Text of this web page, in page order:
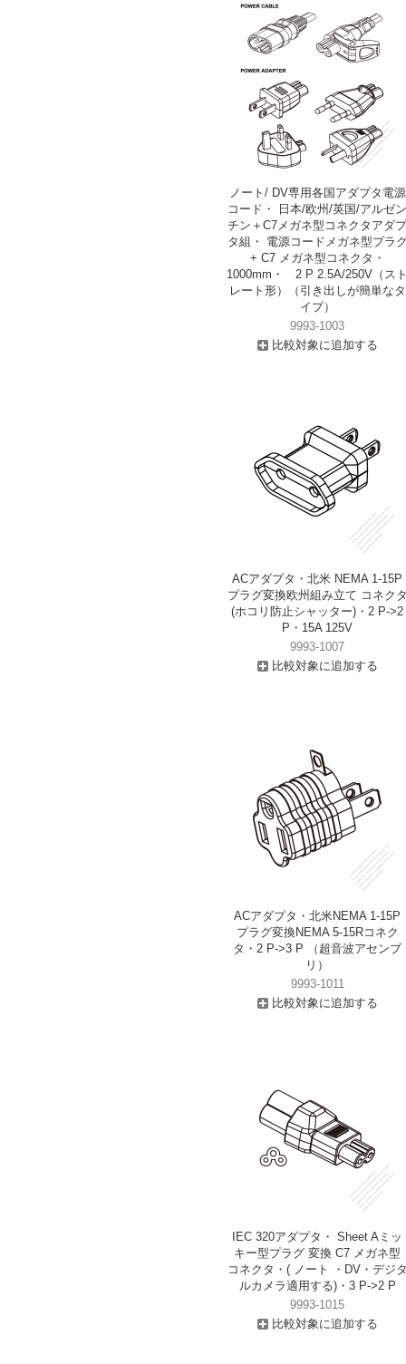
ノート/ DV専用各国アダプタ電源
コード・ 日本/欧州/英国/アルゼン
チン＋C7メガネ型コネクタアダプ
タ組・ 電源コードメガネ型プラ
+ C7 メガネ型コネクタ・
1000mm・ 2 P 2.5A/250V（ス
レート形）（引き出しが簡単なタ
イプ）
9993-1003
比較対象に追加する
ACアダプタ・北米 NEMA 1-15P
プラグ変換欧州組み立て コネク
(ホコリ防止シャッター)・2 P->2
P・15A 125V
9993-1007
比較対象に追加する
ACアダプタ・北米NEMA 1-15P
プラグ変換NEMA 5-15Rコネク
タ・2 P->3 P （超音波アセンブ
リ）
9993-1011
比較対象に追加する
IEC 320アダプタ・ Sheet Aミッ
キー型プラグ 変換 C7 メガネ型
コネクタ・( ノート ・DV・デジ
ルカメラ適用する)・3 P->2 P
9993-1015
比較対象に追加する